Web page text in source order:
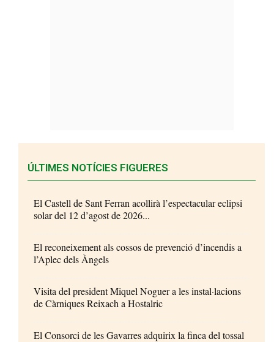
ÚLTIMES NOTÍCIES FIGUERES
El Castell de Sant Ferran acollirà l’espectacular eclipsi
solar del 12 d’agost de 2026...
El reconeixement als cossos de prevenció d’incendis a
l’Aplec dels Àngels
Visita del president Miquel Noguer a les instal·lacions
de Càrniques Reixach a Hostalric
El Consorci de les Gavarres adquirix la finca del tossal